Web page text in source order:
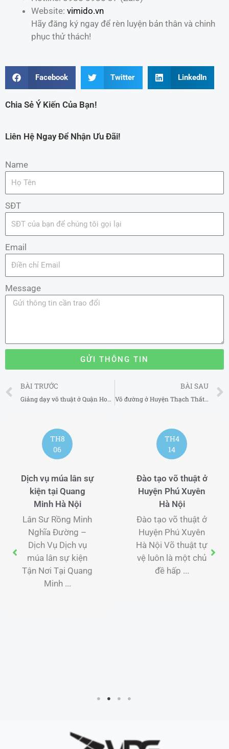
Website: vimido.vn
Hãy đăng ký ngay để rèn luyện bản thân và chinh
phục thử thách!
Facebook Twitter LinkedIn
Chia Sẻ Ý Kiến Của Bạn!
Liên Hệ Ngay Để Nhận Ưu Đãi!
Name
SĐT
Email
Message
GỬI THÔNG TIN
Prev
BÀI TRƯỚC
Giảng dạy võ thuật ở Quận Hoàn Kiếm Hà Nội
BÀI SAU
Võ đường ở Huyện Thạch Thất Hà Nội
TH8
06
Dịch vụ múa lân sự
kiện tại Quang
Minh Hà Nội
Lân Sư Rồng Minh
Nghĩa Đường –
Dịch Vụ Dịch vụ
múa lân sự kiện
Tận Nơi Tại Quang
Minh ...
TH4
14
Đào tạo võ thuật ở
Huyện Phú Xuyên
Hà Nội
Đào tạo võ thuật ở
Huyện Phú Xuyên
Hà Nội Võ thuật tự
vệ luôn là một chủ
đề hấp ...